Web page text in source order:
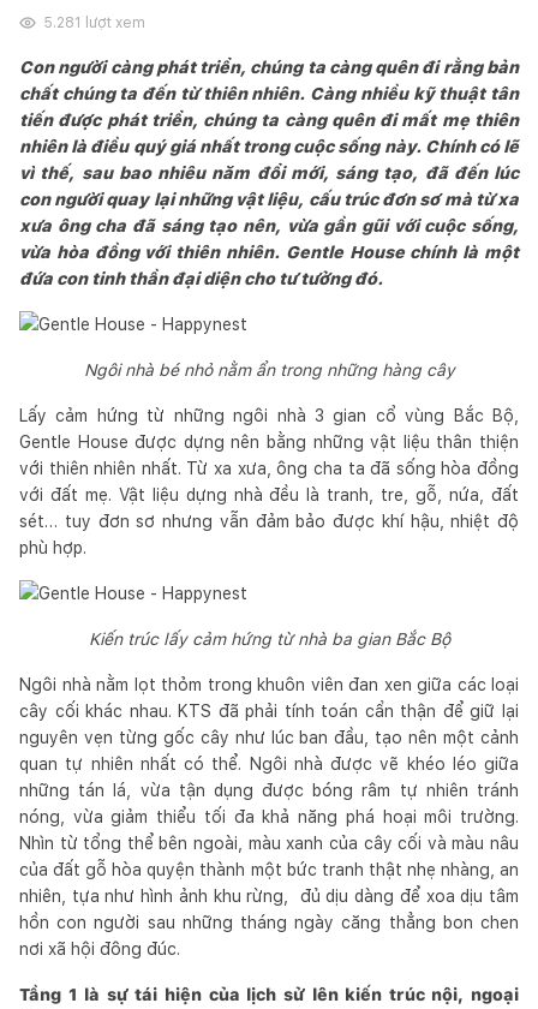
5.281 lượt xem
Con người càng phát triển, chúng ta càng quên đi rằng bản
chất chúng ta đến từ thiên nhiên. Càng nhiều kỹ thuật tân
tiến được phát triển, chúng ta càng quên đi mất mẹ thiên
nhiên là điều quý giá nhất trong cuộc sống này. Chính có lẽ
vì thế, sau bao nhiêu năm đổi mới, sáng tạo, đã đến lúc
con người quay lại những vật liệu, cấu trúc đơn sơ mà từ xa
xưa ông cha đã sáng tạo nên, vừa gần gũi với cuộc sống,
vừa hòa đồng với thiên nhiên. Gentle House chính là một
đứa con tinh thần đại diện cho tư tưởng đó.
Ngôi nhà bé nhỏ nằm ẩn trong những hàng cây
Lấy cảm hứng từ những ngôi nhà 3 gian cổ vùng Bắc Bộ,
Gentle House được dựng nên bằng những vật liệu thân thiện
với thiên nhiên nhất. Từ xa xưa, ông cha ta đã sống hòa đồng
với đất mẹ. Vật liệu dựng nhà đều là tranh, tre, gỗ, nứa, đất
sét… tuy đơn sơ nhưng vẫn đảm bảo được khí hậu, nhiệt độ
phù hợp.
Kiến trúc lấy cảm hứng từ nhà ba gian Bắc Bộ
Ngôi nhà nằm lọt thỏm trong khuôn viên đan xen giữa các loại
cây cối khác nhau. KTS đã phải tính toán cẩn thận để giữ lại
nguyên vẹn từng gốc cây như lúc ban đầu, tạo nên một cảnh
quan tự nhiên nhất có thể. Ngôi nhà được vẽ khéo léo giữa
những tán lá, vừa tận dụng được bóng râm tự nhiên tránh
nóng, vừa giảm thiểu tối đa khả năng phá hoại môi trường.
Nhìn từ tổng thể bên ngoài, màu xanh của cây cối và màu nâu
của đất gỗ hòa quyện thành một bức tranh thật nhẹ nhàng, an
nhiên, tựa như hình ảnh khu rừng, đủ dịu dàng để xoa dịu tâm
hồn con người sau những tháng ngày căng thẳng bon chen
nơi xã hội đông đúc.
Tầng 1 là sự tái hiện của lịch sử lên kiến trúc nội, ngoại